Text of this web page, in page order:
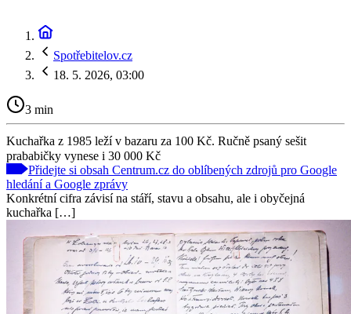
Spotřebitelov.cz
18. 5. 2026, 03:00
3 min
Kuchařka z 1985 leží v bazaru za 100 Kč. Ručně psaný sešit
prababičky vynese i 30 000 Kč
Přidejte si obsah Centrum.cz do oblíbených zdrojů pro Google
hledání a Google zprávy
Konkrétní cifra závisí na stáří, stavu a obsahu, ale i obyčejná
kuchařka […]